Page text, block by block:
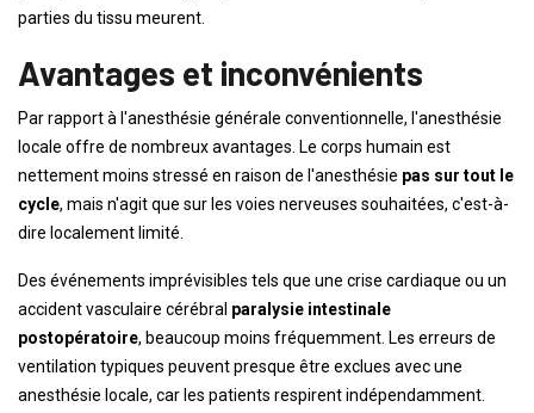
parties du tissu meurent.
Avantages et inconvénients
Par rapport à l'anesthésie générale conventionnelle, l'anesthésie
locale offre de nombreux avantages. Le corps humain est
nettement moins stressé en raison de l'anesthésie pas sur tout le
cycle, mais n'agit que sur les voies nerveuses souhaitées, c'est-à-
dire localement limité.
Des événements imprévisibles tels que une crise cardiaque ou un
accident vasculaire cérébral paralysie intestinale
postopératoire, beaucoup moins fréquemment. Les erreurs de
ventilation typiques peuvent presque être exclues avec une
anesthésie locale, car les patients respirent indépendamment.